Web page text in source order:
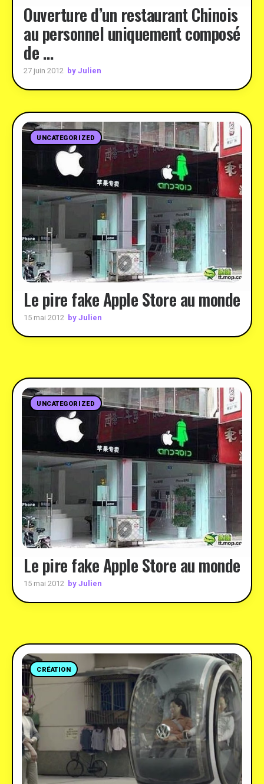
Ouverture d’un restaurant Chinois
au personnel uniquement composé
de …
27 juin 2012 by Julien
UNCATEGORIZED
Le pire fake Apple Store au monde
15 mai 2012 by Julien
UNCATEGORIZED
Le pire fake Apple Store au monde
15 mai 2012 by Julien
CRÉATION